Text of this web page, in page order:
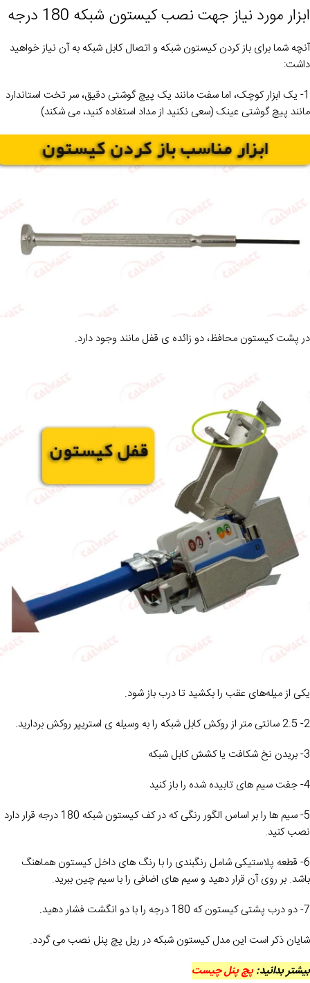
ابزار مورد نیاز جهت نصب کیستون شبکه 180 درجه
آنچه شما برای باز کردن کیستون شبکه و اتصال کابل شبکه به آن نیاز خواهید
داشت:
1- یک ابزار کوچک، اما سفت مانند یک پیچ گوشتی دقیق، سر تخت استاندارد
مانند پیچ گوشتی عینک (سعی نکنید از مداد استفاده کنید، می شکند)
در پشت کیستون محافظ، دو زائده ی قفل مانند وجود دارد.
یکی از میله‌های عقب را بکشید تا درب باز شود.
2- 2.5 سانتی متر از روکش کابل شبکه را به وسیله ی استریپر روکش بردارید.
3- بریدن نخ شکافت یا کشش کابل شبکه
4- جفت سیم های تابیده شده را باز کنید
5- سیم ها را بر اساس الگور رنگی که در کف کیستون شبکه 180 درجه قرار دارد
نصب کنید.
6- قطعه پلاستیکی شامل رنگبندی را با رنگ های داخل کیستون هماهنگ
باشد. بر روی آن قرار دهید و سیم های اضافی را با سیم چین ببرید.
7- دو درب پشتی کیستون که 180 درجه را با دو انگشت فشار دهید.
شایان ذکر است این مدل کیستون شبکه در ریل پچ پنل نصب می گردد.
بیشتر بدانید: پچ پنل چیست